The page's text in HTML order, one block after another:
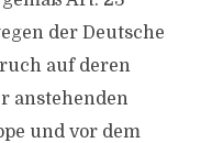
der Deutsche
auf deren
anstehenden
und vor dem